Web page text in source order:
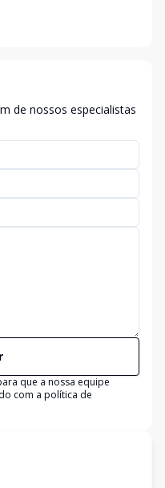
de nossos especialistas
que a nossa equipe
com a política de